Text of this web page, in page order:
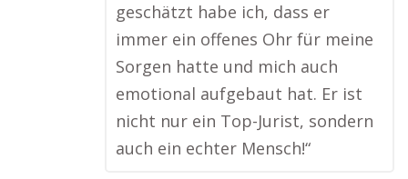
geschätzt habe ich, dass er
immer ein offenes Ohr für meine
Sorgen hatte und mich auch
emotional aufgebaut hat. Er ist
nicht nur ein Top-Jurist, sondern
auch ein echter Mensch!“